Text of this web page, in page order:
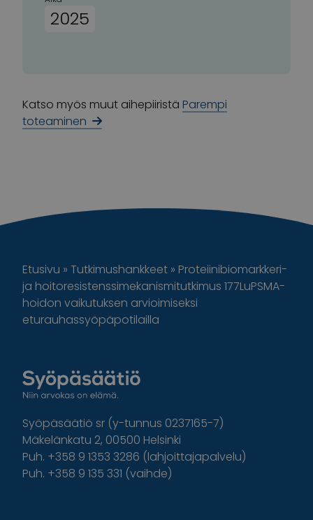
2025
Katso myös muut aihepiiristä Parempi
toteaminen
Etusivu » Tutkimushankkeet » Proteiinibiomarkkeri-
ja hoitoresistenssimekanismitutkimus 177LuPSMA-
hoidon vaikutuksen arvioimiseksi
eturauhassyöpäpotilailla
Syöpäsäätiö sr (y-tunnus 0237165-7)
Mäkelänkatu 2, 00500 Helsinki
Puh. +358 9 1353 3286 (lahjoittajapalvelu)
Puh. +358 9 135 331 (vaihde)